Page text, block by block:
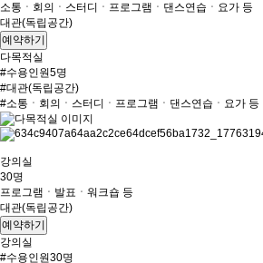
소통ㆍ회의ㆍ스터디ㆍ프로그램ㆍ댄스연습ㆍ요가 등
대관(독립공간)
예약하기
다목적실
#수용인원5명
#대관(독립공간)
#소통ㆍ회의ㆍ스터디ㆍ프로그램ㆍ댄스연습ㆍ요가 등
강의실
30명
프로그램ㆍ발표ㆍ워크숍 등
대관(독립공간)
예약하기
강의실
#수용인원30명